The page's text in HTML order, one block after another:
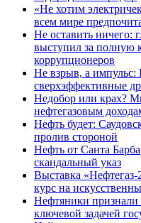
«Не хотим
всем мире
Не оставить ничего:
выступил за полную
коррупционеров
Не взрыв, а импульс:
сверхэффективные
Недобор или крах?
нефтегазовым
Нефть будет:
пролив стороной
Нефть от Санта
скандальный указ
Выставка
курс на
Нефтяники признали
ключевой задачей